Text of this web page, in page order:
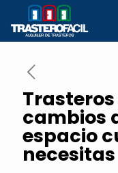
cambios
espacio
necesitas